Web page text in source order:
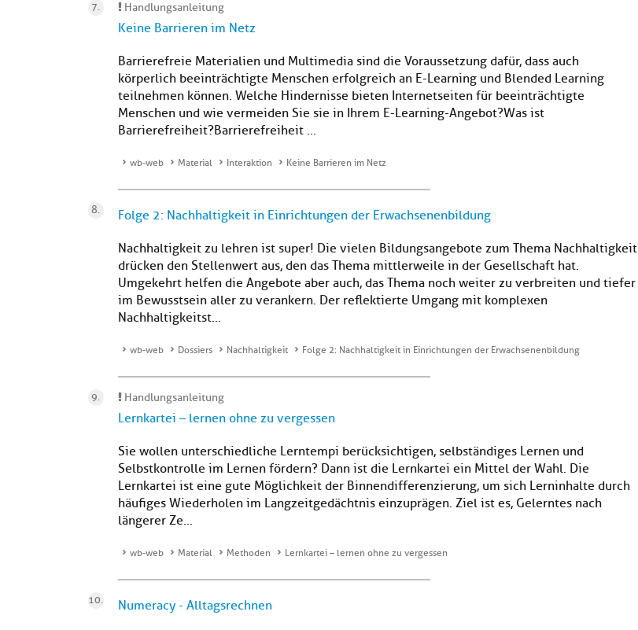
Handlungsanleitung
Keine Barrieren im Netz
Barrierefreie Materialien und Multimedia sind die Voraussetzung dafür, dass auch
körperlich beeinträchtigte Menschen erfolgreich an E-Learning und Blended Learning
teilnehmen können. Welche Hindernisse bieten Internetseiten für beeinträchtigte
Menschen und wie vermeiden Sie sie in Ihrem E-Learning-Angebot?Was ist
Barrierefreiheit?Barrierefreiheit ...
wb-web Material Interaktion Keine Barrieren im Netz
Folge 2: Nachhaltigkeit in Einrichtungen der Erwachsenenbildung
Nachhaltigkeit zu lehren ist super! Die vielen Bildungsangebote zum Thema Nachhaltigkeit
drücken den Stellenwert aus, den das Thema mittlerweile in der Gesellschaft hat.
Umgekehrt helfen die Angebote aber auch, das Thema noch weiter zu verbreiten und tiefer
im Bewusstsein aller zu verankern. Der reflektierte Umgang mit komplexen
Nachhaltigkeitst...
wb-web Dossiers Nachhaltigkeit Folge 2: Nachhaltigkeit in Einrichtungen der Erwachsenenbildung
Handlungsanleitung
Lernkartei – lernen ohne zu vergessen
Sie wollen unterschiedliche Lerntempi berücksichtigen, selbständiges Lernen und
Selbstkontrolle im Lernen fördern? Dann ist die Lernkartei ein Mittel der Wahl. Die
Lernkartei ist eine gute Möglichkeit der Binnendifferenzierung, um sich Lerninhalte durch
häufiges Wiederholen im Langzeitgedächtnis einzuprägen. Ziel ist es, Gelerntes nach
längerer Ze...
wb-web Material Methoden Lernkartei – lernen ohne zu vergessen
Numeracy - Alltagsrechnen